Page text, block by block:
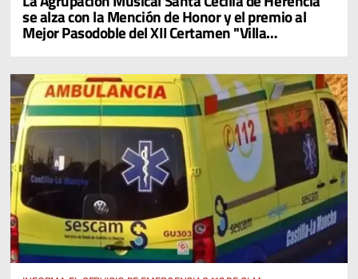
se alza con la Mención de Honor y el premio al
Mejor Pasodoble del XII Certamen "Villa
Cervantina de Mota del Cuervo"